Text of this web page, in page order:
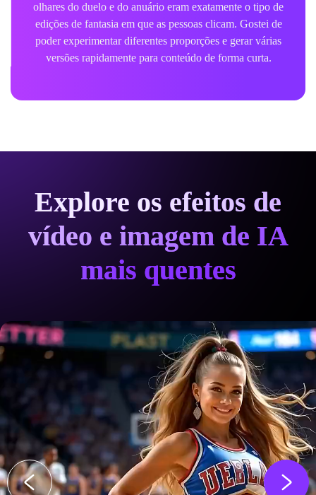
olhares do duelo e do anuário eram exatamente o tipo de
edições de fantasia em que as pessoas clicam. Gostei de
poder experimentar diferentes proporções e gerar várias
versões rapidamente para conteúdo de forma curta.
Explore os efeitos de
vídeo e imagem de IA
mais quentes